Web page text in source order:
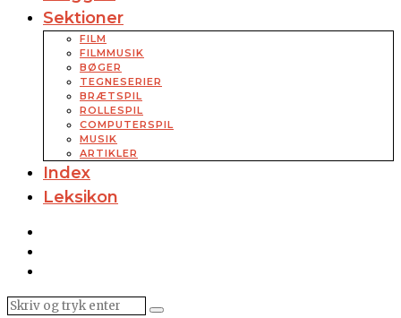
Sektioner
FILM
FILMMUSIK
BØGER
TEGNESERIER
BRÆTSPIL
ROLLESPIL
COMPUTERSPIL
MUSIK
ARTIKLER
Index
Leksikon